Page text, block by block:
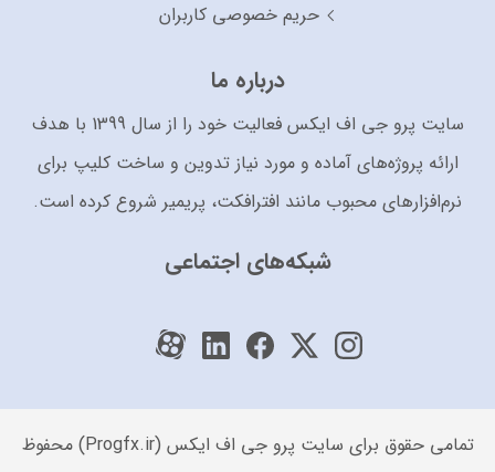
حریم خصوصی کاربران
درباره ما
سایت پرو جی اف ایکس فعالیت خود را از سال 1399 با هدف
ارائه پروژه‌های آماده و مورد نیاز تدوین و ساخت کلیپ برای
نرم‌افزارهای محبوب مانند افترافکت، پریمیر شروع کرده است.
شبکه‌های اجتماعی
تمامی حقوق برای سایت پرو جی اف ایکس (Progfx.ir) محفوظ